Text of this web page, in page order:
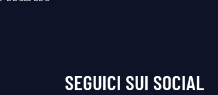
SEGUICI SUI SOCIAL